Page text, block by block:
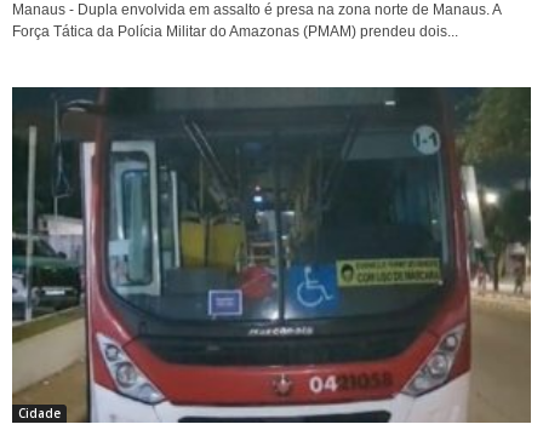
Manaus - Dupla envolvida em assalto é presa na zona norte de Manaus. A
Força Tática da Polícia Militar do Amazonas (PMAM) prendeu dois...
Cidade